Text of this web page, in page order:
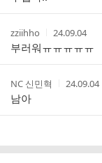
자
간
작
성
자
zziihho
작
시
간
24.09.04
부러워ㅠㅠㅠㅠㅠ
작
성
자
NC 신민혁
작
간
24.09.04
남아